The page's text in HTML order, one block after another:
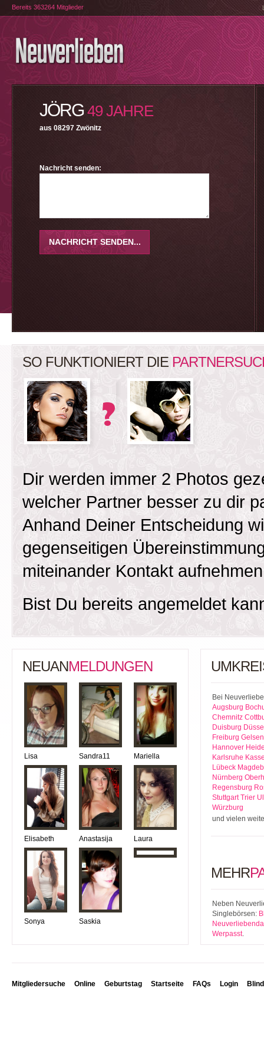
Bereits 363264 Mitglieder
JÖRG49 JAHRE
aus 08297 Zwönitz
Nachricht senden:
SO FUNKTIONIERT DIE
Dir werden immer 2 Photos
welcher Partner besser zu dir
Anhand Deiner Entscheidung
gegenseitigen
miteinander Kontakt
Bist Du bereits angemeldet
NEUANMELDUNGEN
Lisa Sandra11 Mariella
Elisabeth Anastasija Laura
Sonya Saskia
Bei
Augsburg
Chemnitz
Duisburg
Freiburg
Hannover
Karlsruhe
Lübeck
Nürnberg
Regensburg
Stuttgart Trier
Würzburg
und vielen
MEHR
Neben
Singlebörsen:
Werpasst.
Mitgliedersuche Online Geburtstag Startseite FAQs Login